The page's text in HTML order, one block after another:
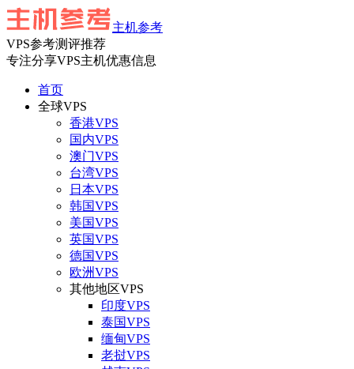
主机参考
VPS参考测评推荐
专注分享VPS主机优惠信息
首页
全球VPS
香港VPS
国内VPS
澳门VPS
台湾VPS
日本VPS
韩国VPS
美国VPS
英国VPS
德国VPS
欧洲VPS
其他地区VPS
印度VPS
泰国VPS
缅甸VPS
老挝VPS